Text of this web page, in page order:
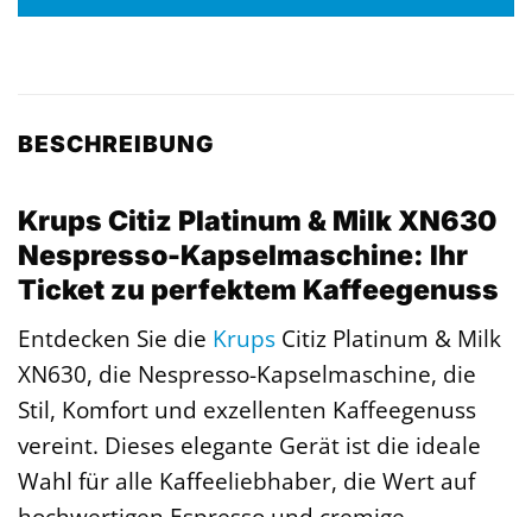
BESCHREIBUNG
Krups Citiz Platinum & Milk XN630
Nespresso-Kapselmaschine: Ihr
Ticket zu perfektem Kaffeegenuss
Entdecken Sie die Krups Citiz Platinum & Milk
XN630, die Nespresso-Kapselmaschine, die
Stil, Komfort und exzellenten Kaffeegenuss
vereint. Dieses elegante Gerät ist die ideale
Wahl für alle Kaffeeliebhaber, die Wert auf